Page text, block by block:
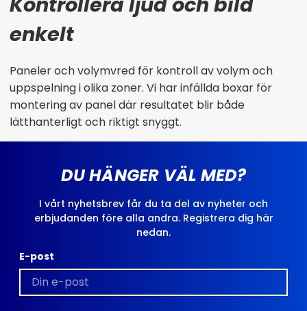
enkelt
Paneler och volymvred för kontroll av volym och
uppspelning i olika zoner. Vi har infällda boxar för
montering av panel där resultatet blir både
lätthanterligt och riktigt snyggt.
DU HÄNGER VÄL MED?
I vårt nyhetsbrev får du ta del av nyheter och
erbjudanden före alla andra. Registrera dig här
nedan.
E-post